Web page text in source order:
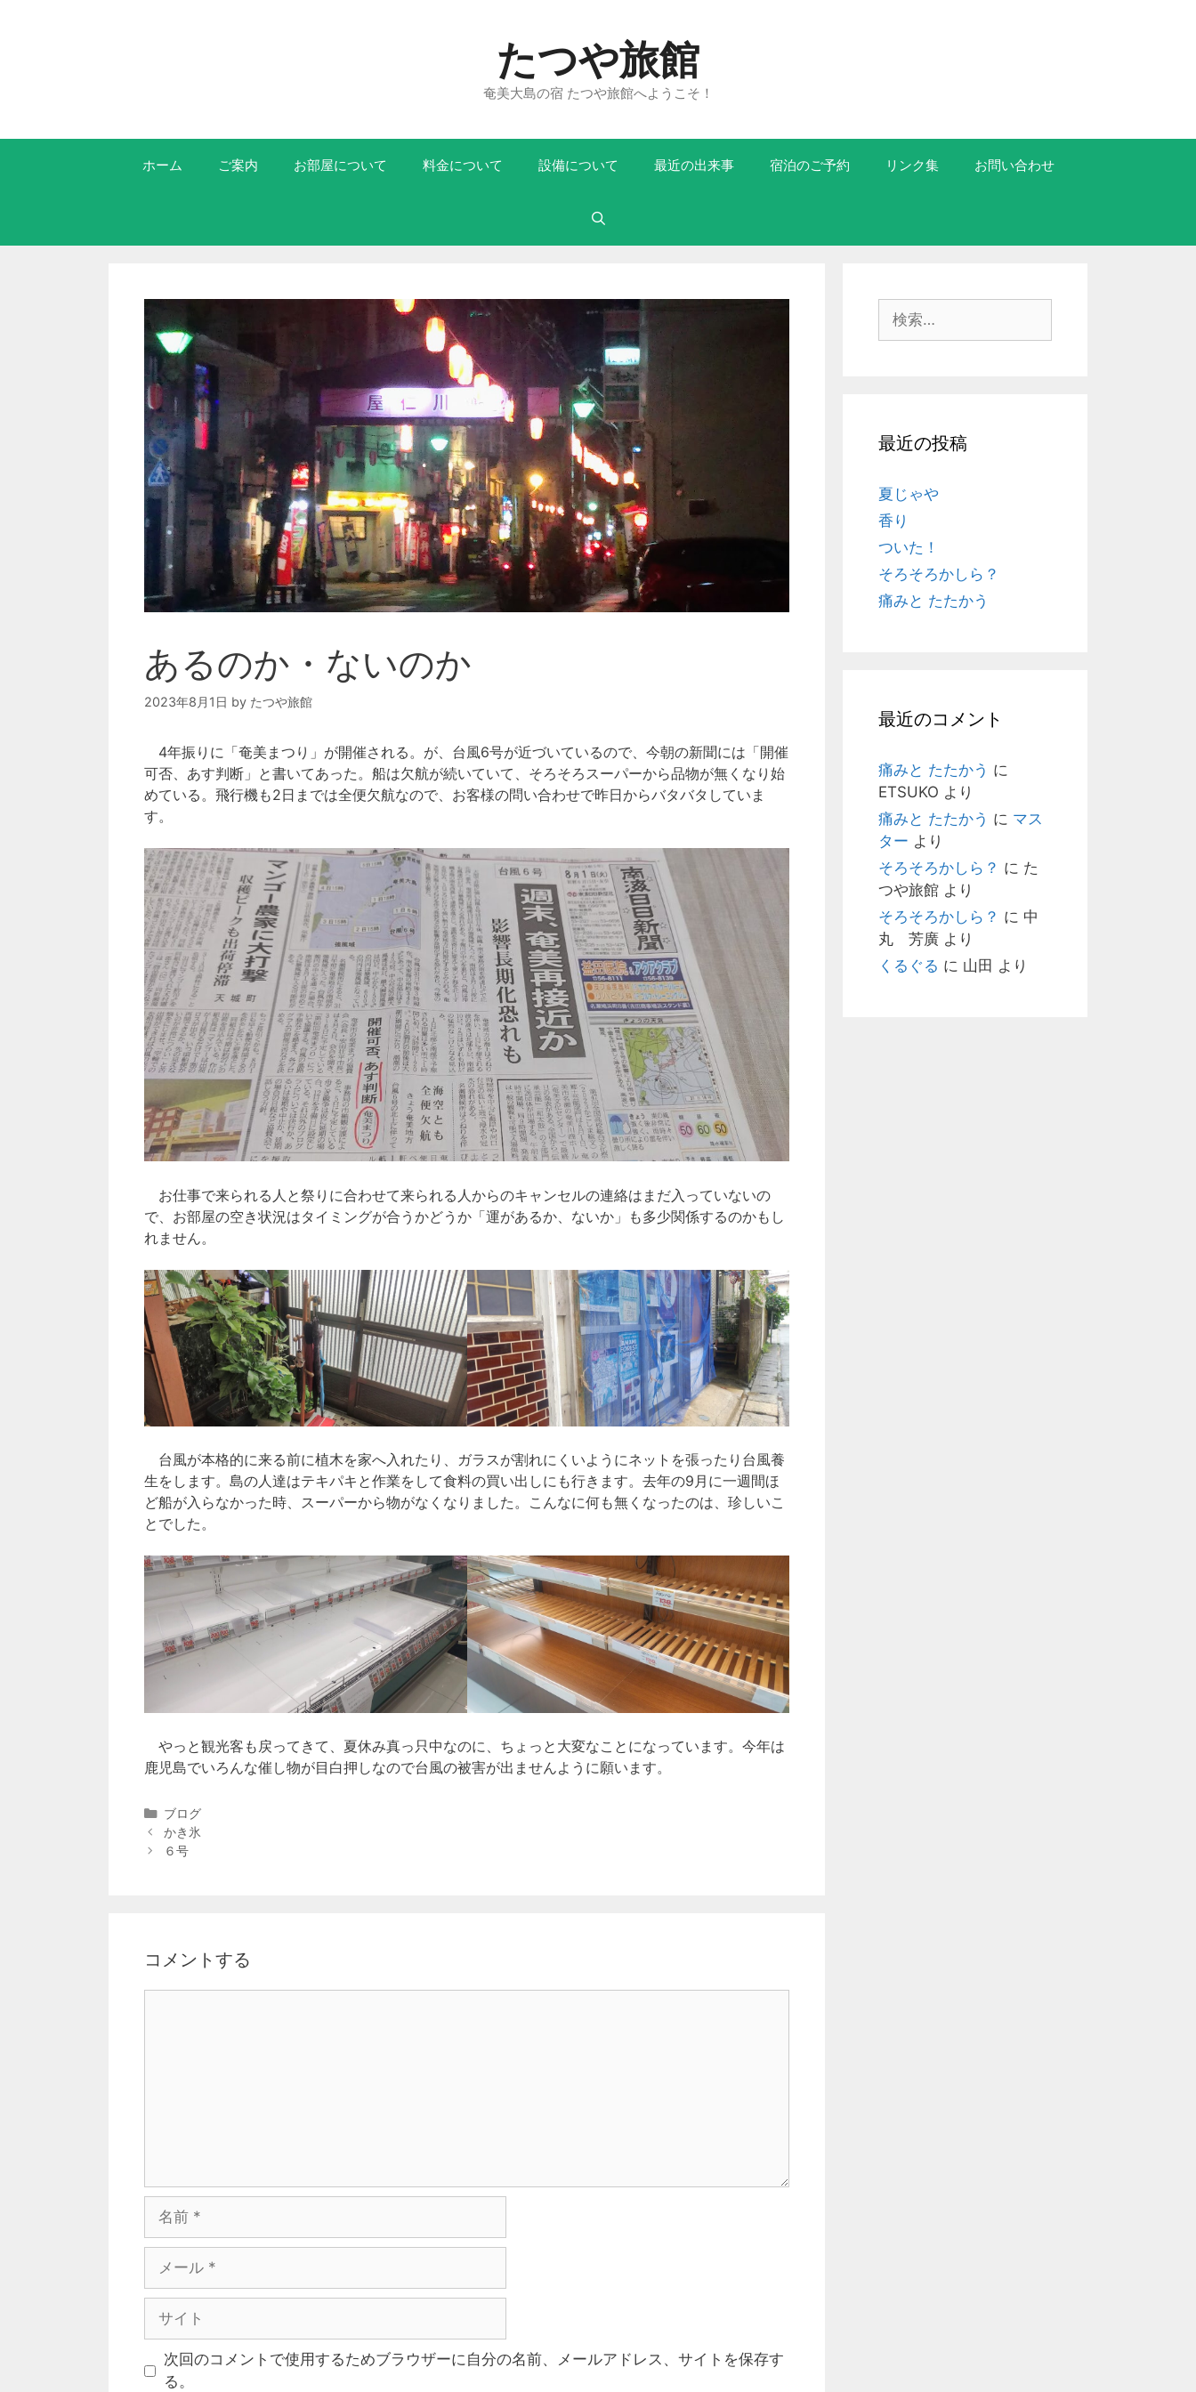
たつや旅館
奄美大島の宿 たつや旅館へようこそ！
ホーム ご案内 お部屋について 料金について 設備について 最近の出来事 宿泊のご予約 リンク集 お問い合わせ
あるのか・ないのか
2023年8月1日 by たつや旅館
4年振りに「奄美まつり」が開催される。が、台風6号が近づいているので、今朝の新聞には「開催
可否、あす判断」と書いてあった。船は欠航が続いていて、そろそろスーパーから品物が無くなり始
めている。飛行機も2日までは全便欠航なので、お客様の問い合わせで昨日からバタバタしていま
す。
お仕事で来られる人と祭りに合わせて来られる人からのキャンセルの連絡はまだ入っていないの
で、お部屋の空き状況はタイミングが合うかどうか「運があるか、ないか」も多少関係するのかもし
れません。
台風が本格的に来る前に植木を家へ入れたり、ガラスが割れにくいようにネットを張ったり台風養
生をします。島の人達はテキパキと作業をして食料の買い出しにも行きます。去年の9月に一週間ほ
ど船が入らなかった時、スーパーから物がなくなりました。こんなに何も無くなったのは、珍しいこ
とでした。
やっと観光客も戻ってきて、夏休み真っ只中なのに、ちょっと大変なことになっています。今年は
鹿児島でいろんな催し物が目白押しなので台風の被害が出ませんように願います。
ブログ
かき氷
６号
コメントする
次回のコメントで使用するためブラウザーに自分の名前、メールアドレス、サイトを保存す
る。
最近の投稿
夏じゃや
香り
ついた！
そろそろかしら？
痛みと たたかう
最近のコメント
痛みと たたかう に
ETSUKO より
痛みと たたかう に マス
ター より
そろそろかしら？ に た
つや旅館 より
そろそろかしら？ に 中
丸 芳廣 より
くるぐる に 山田 より